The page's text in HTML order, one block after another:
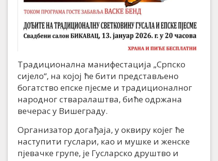
Традиционална манифестација „Српско
сијело“, на којој ће бити представљено
богатство епске пјесме и традиционалног
народног стваралаштва, биће одржана
вечерас у Вишеграду.
Организатор догађаја, у оквиру којег ће
наступити гуслари, као и мушке и женске
пјевачке групе, је Гусларско друштво и